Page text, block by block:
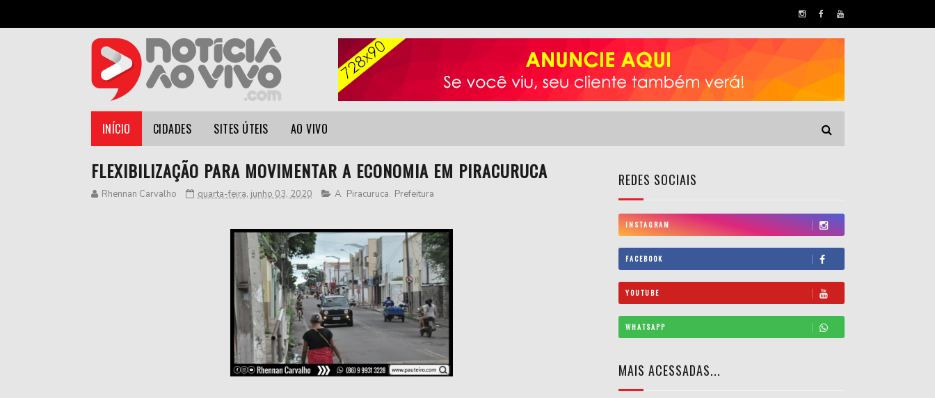
INÍCIO CIDADES SITES ÚTEIS AO VIVO
FLEXIBILIZAÇÃO PARA MOVIMENTAR A ECONOMIA EM PIRACURUCA
Rhennan Carvalho quarta-feira, junho 03, 2020 A, Piracuruca, Prefeitura
REDES SOCIAIS
INSTAGRAM
FACEBOOK
YOUTUBE
WHATSAPP
MAIS ACESSADAS...